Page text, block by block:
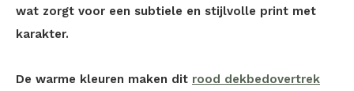
wat zorgt voor een subtiele en stijlvolle print met
karakter.
De warme kleuren maken dit rood dekbedovertrek